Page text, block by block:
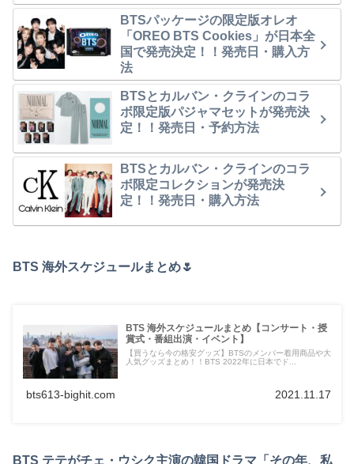
BTSパッケージの限定版オレオ
「OREO BTS Cookies」が日本全
国で発売決定！！発売日・購入方
法
BTSとカルバン・クラインのコラ
ボ限定版パジャマセットが発売決
定！！発売日・予約方法
BTSとカルバン・クラインのコラ
ボ限定コレクションが発売決
定！！発売日・購入方法
BTS 海外スケジュールまとめ🌷
BTS 海外スケジュールまとめ【コンサート・授
賞式・番組出演・イベント】
【買うなら今の格安グッズ】BTSのメンバー着用商品や大
人気グッズまとめ！！BTS 2022年に日本でド...
bts613-bighit.com 2021.11.17
BTS テテがチェ・ウシク主演の韓国ドラマ「その年、私